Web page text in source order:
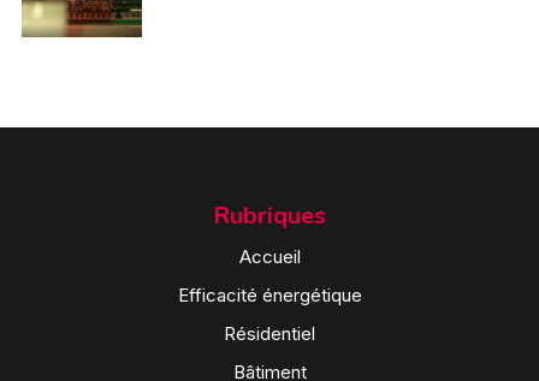
Rubriques
Accueil
Efficacité énergétique
Résidentiel
Bâtiment